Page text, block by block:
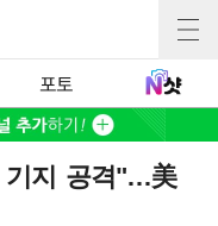
포토
기지 공격"…美